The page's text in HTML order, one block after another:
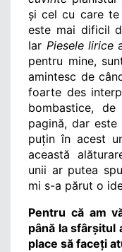
și cel cu care
este mai dificil
Iar Piesele lirice
pentru mine,
amintesc de
foarte des
bombastice,
pagină, dar
puțin în acest
această
unii ar putea
mi s-a părut o
Pentru că am
până la sfârșitul
place să faceți